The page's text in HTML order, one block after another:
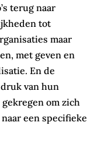
terug naar
tot
maar
met geven en
En de
van hun
om zich
een specifieke